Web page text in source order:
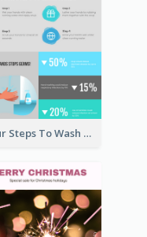
Four Steps To Wash Hands Infographic Poster